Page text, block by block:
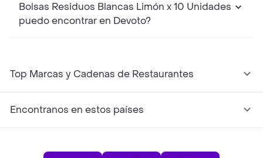
Bolsas Residuos Blancas Limón x 10 Unidades
puedo encontrar en Devoto?
Top Marcas y Cadenas de Restaurantes
Encontranos en estos países